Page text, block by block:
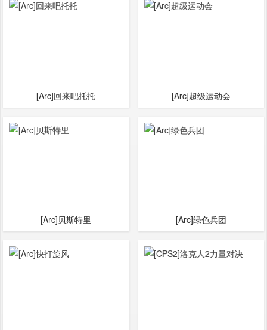
[Arc]回来吧托托 [Arc]超级运动会
[Arc]贝斯特里 [Arc]绿色兵团